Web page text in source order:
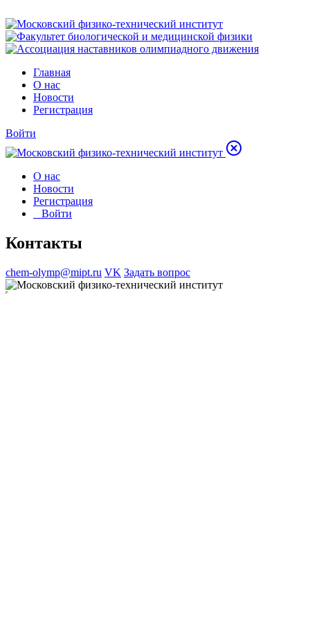
Главная
О нас
Новости
Регистрация
Войти
О нас
Новости
Регистрация
Войти
Контакты
chem-olymp@mipt.ru VK Задать вопрос